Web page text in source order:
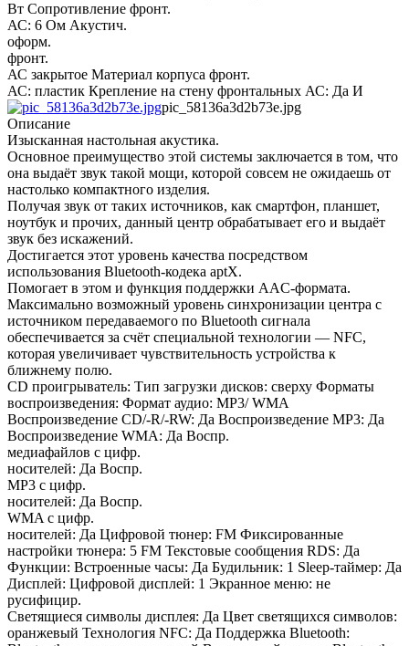
Вт Сопротивление фронт.
АС: 6 Ом Акустич.
оформ.
фронт.
АС закрытое Материал корпуса фронт.
АС: пластик Крепление на стену фронтальных АС: Да И
pic_58136a3d2b73e.jpg
Описание
Изысканная настольная акустика.
Основное преимущество этой системы заключается в том, что
она выдаёт звук такой мощи, которой совсем не ожидаешь от
настолько компактного изделия.
Получая звук от таких источников, как смартфон, планшет,
ноутбук и прочих, данный центр обрабатывает его и выдаёт
звук без искажений.
Достигается этот уровень качества посредством
использования Bluetooth-кодека aptX.
Помогает в этом и функция поддержки AAC-формата.
Максимально возможный уровень синхронизации центра с
источником передаваемого по Bluetooth сигнала
обеспечивается за счёт специальной технологии — NFC,
которая увеличивает чувствительность устройства к
ближнему полю.
CD проигрыватель: Тип загрузки дисков: сверху Форматы
воспроизведения: Формат аудио: MP3/ WMA
Воспроизведение CD/-R/-RW: Да Воспроизведение MP3: Да
Воспроизведение WMA: Да Воспр.
медиафайлов с цифр.
носителей: Да Воспр.
MP3 с цифр.
носителей: Да Воспр.
WMA с цифр.
носителей: Да Цифровой тюнер: FM Фиксированные
настройки тюнера: 5 FM Текстовые сообщения RDS: Да
Функции: Встроенные часы: Да Будильник: 1 Sleep-таймер: Да
Дисплей: Цифровой дисплей: 1 Экранное меню: не
русифицир.
Светящиеся символы дисплея: Да Цвет светящихся символов:
оранжевый Технология NFC: Да Поддержка Bluetooth: